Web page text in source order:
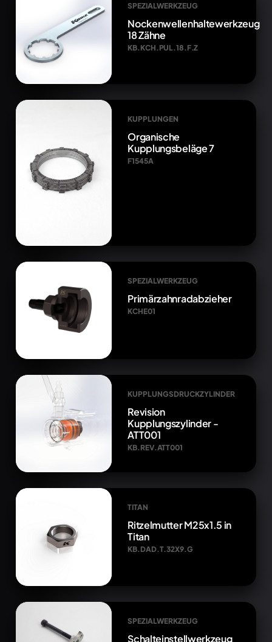
SPEZIALWERKZEUG
Nockenwellenhaltewerkzeug
18 Zähne
KB.KCH.PUL.18.F.Z
KUPPLUNGEN
Organische
Kupplungsbeläge 7
F1545A
SPEZIALWERKZEUG
Primärzahnradabzieher
KCHE01
KUPPLUNGSDRUCKZYLINDER
Revision
Kupplungszylinder -
ATT001
KB.REV.ATT001
TITAN
Ritzelmutter M25x1.5 in
Titan
KB.DAD.T.32X9.G
SPEZIALWERKZEUG
Schalteinstellwerkzeug